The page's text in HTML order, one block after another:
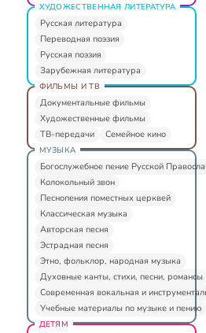
ХУДОЖЕСТВЕННАЯ ЛИТЕРАТУРА
Русская литература
Переводная поэзия
Русская поэзия
Зарубежная литература
ФИЛЬМЫ И ТВ
Документальные фильмы
Художественные фильмы
ТВ-передачи
Семейное кино
МУЗЫКА
Богослужебное пение Русской
Колокольный звон
Песнопения поместных церквей
Классическая музыка
Авторская песня
Эстрадная песня
Этно, фольклор, народная музыка
Духовные канты, стихи, песни, романсы
Современная вокальная и
Учебные материалы по музыке и пению
ДЕТЯМ